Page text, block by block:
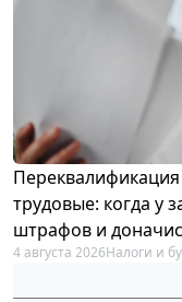
трудовые: когда у
штрафов и
4 августа 2026Налоги и